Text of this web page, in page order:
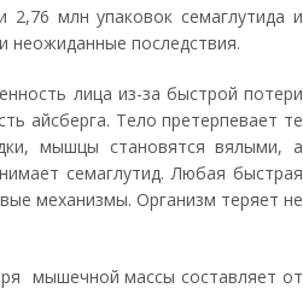
2,76 млн упаковок семаглутида и
неожиданные последствия.
лица из-за быстрой потери
айсберга. Тело претерпевает те
мышцы становятся вялыми, а
семаглутид. Любая быстрая
механизмы. Организм теряет не
мышечной массы составляет от